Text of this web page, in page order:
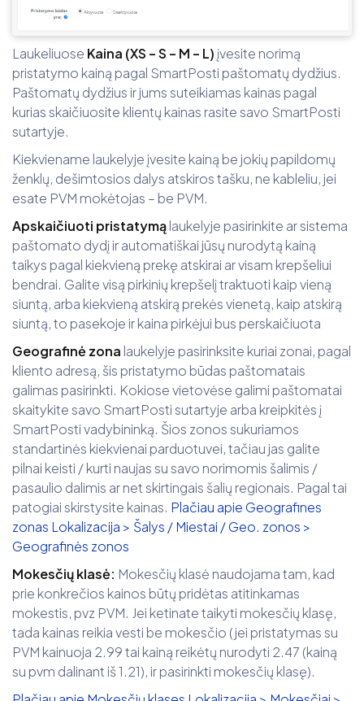
Laukeliuose Kaina (XS – S – M – L) įvesite norimą
pristatymo kainą pagal SmartPosti paštomatų dydžius.
Paštomatų dydžius ir jums suteikiamas kainas pagal
kurias skaičiuosite klientų kainas rasite savo SmartPosti
sutartyje.
Kiekviename laukelyje įvesite kainą be jokių papildomų
ženklų, dešimtosios dalys atskiros tašku, ne kableliu, jei
esate PVM mokėtojas – be PVM.
Apskaičiuoti pristatymąlaukelyje pasirinkite ar sistema
paštomato dydį ir automatiškai jūsų nurodytą kainą
taikys pagal kiekvieną prekę atskirai ar visam krepšeliui
bendrai. Galite visą pirkinių krepšelį traktuoti kaip vieną
siuntą, arba kiekvieną atskirą prekės vienetą, kaip atskirą
siuntą, to pasekoje ir kaina pirkėjui bus perskaičiuota
Geografinė zona laukelyje pasirinksite kuriai zonai, pagal
kliento adresą, šis pristatymo būdas paštomatais
galimas pasirinkti. Kokiose vietovėse galimi paštomatai
skaitykite savo SmartPosti sutartyje arba kreipkitės į
SmartPosti vadybininką. Šios zonos sukuriamos
standartinės kiekvienai parduotuvei, tačiau jas galite
pilnai keisti / kurti naujas su savo norimomis šalimis /
pasaulio dalimis ar net skirtingais šalių regionais. Pagal tai
patogiai skirstysite kainas. Plačiau apie Geografines
zonas Lokalizacija > Šalys / Miestai / Geo. zonos >
Geografinės zonos
Mokesčių klasė: Mokesčių klasė naudojama tam, kad
prie konkrečios kainos būtų pridėtas atitinkamas
mokestis, pvz PVM. Jei ketinate taikyti mokesčių klasę,
tada kainas reikia vesti be mokesčio (jei pristatymas su
PVM kainuoja 2.99 tai kainą reikėtų nurodyti 2.47 (kainą
su pvm dalinant iš 1.21), ir pasirinkti mokesčių klasę).